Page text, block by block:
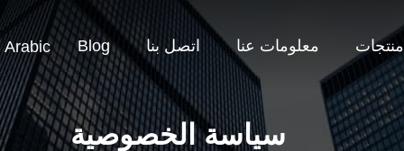
منتجات معلومات عنا اتصل بنا Blog
Arabic
سياسة الخصوصية